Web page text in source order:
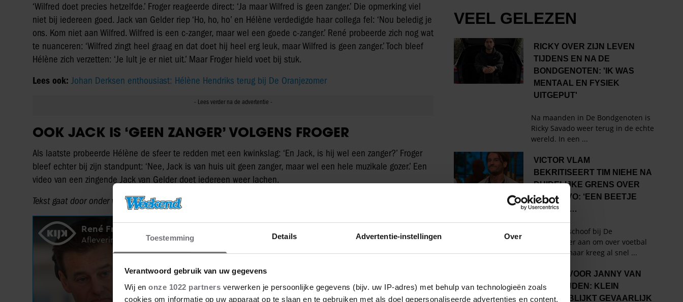
Toestemming Details Advertentie-instellingen Over
Verantwoord gebruik van uw gegevens
Wij en onze 1022 partners verwerken je persoonlijke gegevens (bijv. uw IP-adres) met behulp van technologieën zoals
cookies om informatie op uw apparaat op te slaan en te gebruiken met als doel gepersonaliseerde advertenties en content,
‘Wilfred doet precies hetzelfde.’ Froger reageerde direct: ‘Ja maar Wilfred is geen zanger.’ Die opmerking viel
niet bij iedereen goed. Jack van Gelder riep ‘Ho, ho, ho’ en Hélène verdedigde haar collega fel: ‘Nou beledig je
ons. Kom niet aan Wilfred. Wilfred is een c-zanger, maar wel een goede c-zanger.’ René probeerde zich nog wat
te nuanceren: ‘Wilfred zingt heel graag en dat doet hij heel erg leuk, maar Wilfred is geen zanger.’ Toch bleef
Hélène zich verzetten: ‘Je lult je er niet uit.’ Maar Froger hield voet bij stuk.
Lees ook: Johan Derksen enthousiast: Hélène Hendriks terug bij De Oranjezomer
OOK JACK IS ‘GEEN ZANGER’ VOLGENS FROGER
Als laatste probeerde Hélène de sfeer te redden met een kwinkslag: ‘En Jack, is hij wel een zanger?’ Froger
bleef echter bij zijn standpunt: ‘Nee, Jack is van huis uit geen zanger, maar wel een hele muzikale gozer.’ Een
video van een zingende Jack van Gelder doet iedereen weer lachen.
Tekst gaat door onder video.